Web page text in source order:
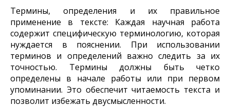
Термины, определения и их правильное
применение в тексте: Каждая научная работа
содержит специфическую терминологию, которая
нуждается в пояснении. При использовании
терминов и определений важно следить за их
точностью. Термины должны быть четко
определены в начале работы или при первом
упоминании. Это обеспечит читаемость текста и
позволит избежать двусмысленности.